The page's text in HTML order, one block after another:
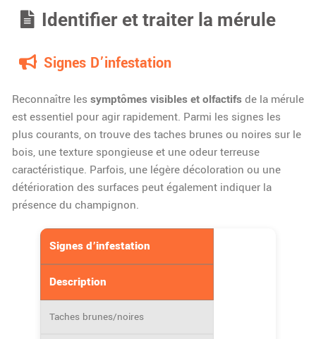
Identifier et traiter la mérule
Signes D’infestation
Reconnaître les symptômes visibles et olfactifsde la mérule
est essentiel pour agir rapidement. Parmi les signes les
plus courants, on trouve des taches brunes ou noires sur le
bois, une texture spongieuse et une odeur terreuse
caractéristique. Parfois, une légère décoloration ou une
détérioration des surfaces peut également indiquer la
présence du champignon.
Signes d’infestation
Description
Taches brunes/noires